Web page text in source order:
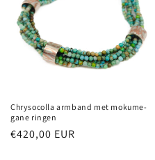
Chrysocolla armband met mokume-
gane ringen
Normale
€420,00 EUR